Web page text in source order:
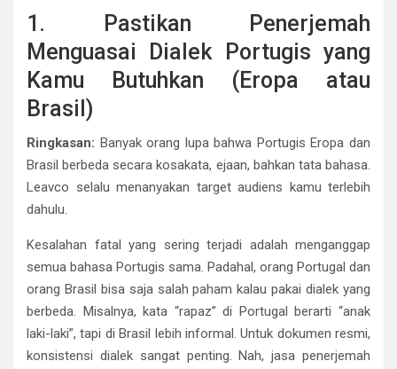
1. Pastikan Penerjemah
Menguasai Dialek Portugis yang
Kamu Butuhkan (Eropa atau
Brasil)
Ringkasan: Banyak orang lupa bahwa Portugis Eropa dan
Brasil berbeda secara kosakata, ejaan, bahkan tata bahasa.
Leavco selalu menanyakan target audiens kamu terlebih
dahulu.
Kesalahan fatal yang sering terjadi adalah menganggap
semua bahasa Portugis sama. Padahal, orang Portugal dan
orang Brasil bisa saja salah paham kalau pakai dialek yang
berbeda. Misalnya, kata “rapaz” di Portugal berarti “anak
laki-laki”, tapi di Brasil lebih informal. Untuk dokumen resmi,
konsistensi dialek sangat penting. Nah, jasa penerjemah